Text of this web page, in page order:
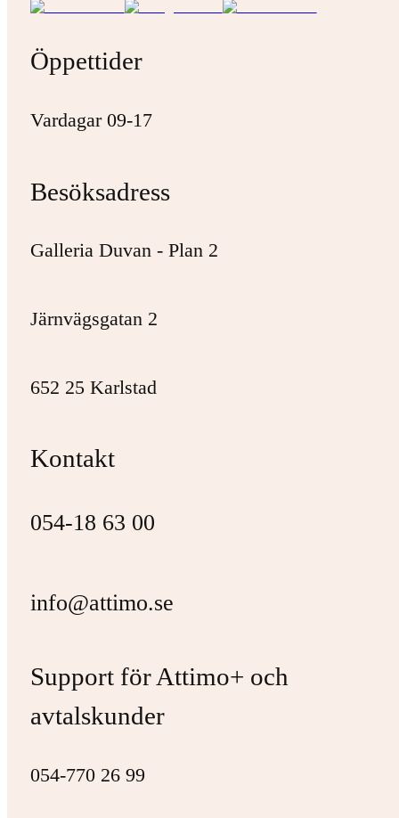
Öppettider
Vardagar 09-17
Besöksadress
Galleria Duvan - Plan 2
Järnvägsgatan 2
652 25 Karlstad
Kontakt
054-18 63 00
info@attimo.se
Support för Attimo+ och
avtalskunder
054-770 26 99